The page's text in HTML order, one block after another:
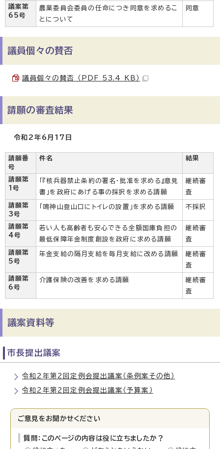
議案第
65号
農業委員会委員の任命につき同意を求めるこ
とについて
同意
議員個々の賛否
議員個々の賛否 （PDF 53.4 KB）
請願の審査結果
令和2年6月17日
請願番
号
件名 結果
請願第
1号
「『核兵器禁止条約の署名・批准を求める』意見
書」を政府にあげる事の採択を求める請願
継続審
査
請願第
3号
「鳴神山登山口にトイレの設置」を求める請願 不採択
請願第
4号
若い人も高齢者も安心できる全額国庫負担の
最低保障年金制度創設を政府に求める請願
継続審
査
請願第
5号
年金支給の隔月支給を毎月支給に改める請願
継続審
査
請願第
6号
介護保険の改善を求める請願
継続審
査
議案資料等
市長提出議案
令和2年第2回定例会提出議案（条例案その他）
令和2年第2回定例会提出議案（予算案）
ご意見をお聞かせください
質問：このページの内容は役に立ちましたか？